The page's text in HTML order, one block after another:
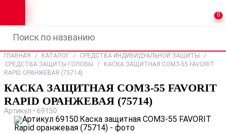
0
ГЛАВНАЯ / КАТАЛОГ / СРЕДСТВА ИНДИВИДУАЛЬНОЙ ЗАЩИТЫ
/
СРЕДСТВА ЗАЩИТЫ ГОЛОВЫ
/
КАСКА ЗАЩИТНАЯ СОМЗ-55 FAVORIT
RAPID ОРАНЖЕВАЯ (75714)
КАСКА ЗАЩИТНАЯ СОМЗ-55 FAVORIT
RAPID ОРАНЖЕВАЯ (75714)
Артикул • 69150